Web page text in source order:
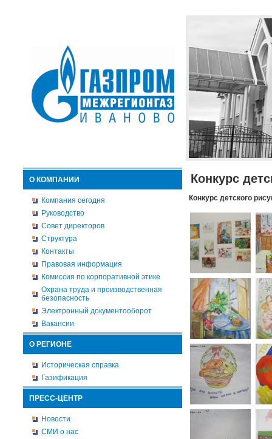
О КОМПАНИИ
Компания сегодня
Руководство
Совет директоров
Структура
Контакты
Правовая информация
Комиссия по корпоративной этике
Охрана труда и производственная
безопасность
Электронный документооборот
Вакансии
О РЕГИОНЕ
Историческая справка
Газификация
ПРЕСС-ЦЕНТР
Новости
СМИ о нас
Конкурс
Конкурс детского